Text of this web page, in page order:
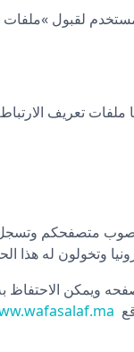
لقبول »ملفات
تعريف
صوب متصفحكم
وتخولون له هذا
ويمكن الاحتفاظ